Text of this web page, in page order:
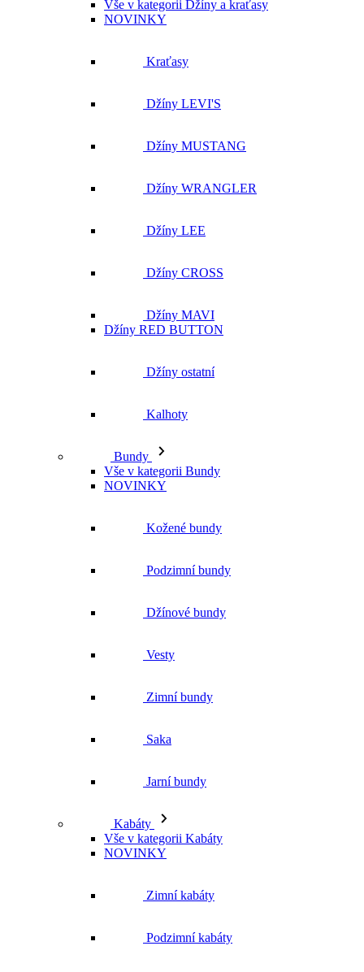
Vše v kategorii Džíny a kraťasy
NOVINKY
Kraťasy
Džíny LEVI'S
Džíny MUSTANG
Džíny WRANGLER
Džíny LEE
Džíny CROSS
Džíny MAVI
Džíny RED BUTTON
Džíny ostatní
Kalhoty
Bundy
Vše v kategorii Bundy
NOVINKY
Kožené bundy
Podzimní bundy
Džínové bundy
Vesty
Zimní bundy
Saka
Jarní bundy
Kabáty
Vše v kategorii Kabáty
NOVINKY
Zimní kabáty
Podzimní kabáty